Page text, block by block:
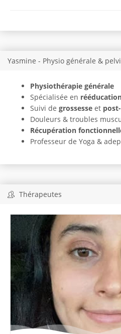
Yasmine - Physio générale &
Physiothérapie générale
Spécialisée en
Suivi de grossesseet
Douleurs & troubles
Récupération
Professeur de Yoga &
Thérapeutes